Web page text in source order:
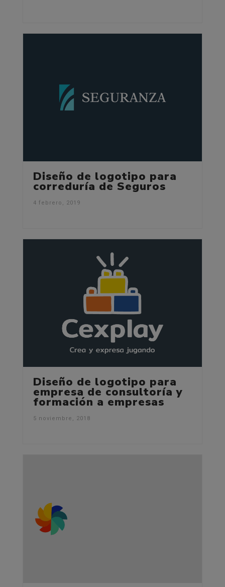
Diseño de logotipo para
correduría de Seguros
4 febrero, 2019
Diseño de logotipo para
empresa de consultoría y
formación a empresas
5 noviembre, 2018